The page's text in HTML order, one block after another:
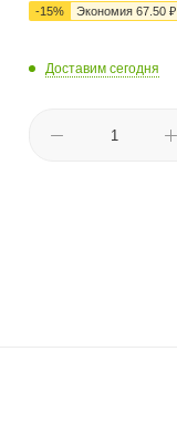
-15% Экономия 67.50 ₽
Доставим сегодня